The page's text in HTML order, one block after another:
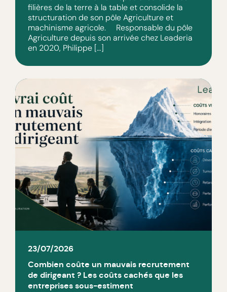
filières de la terre à la table et consolide la
structuration de son pôle Agriculture et
machinisme agricole. Responsable du pôle
Agriculture depuis son arrivée chez Leaderia
en 2020, Philippe […]
23/07/2026
Combien coûte un mauvais recrutement
de dirigeant ? Les coûts cachés que les
entreprises sous-estiment